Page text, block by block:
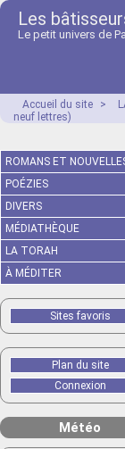
Les
Le petit univers de
Accueil du site >
neuf lettres)
ROMANS ET
POÉZIES
DIVERS
MÉDIATHÈQUE
LA TORAH
À MÉDITER
Sites favoris
Plan du site
Connexion
Météo